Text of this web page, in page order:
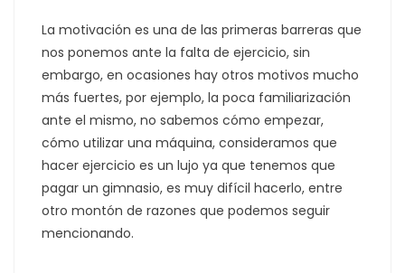
La motivación es una de las primeras barreras que
nos ponemos ante la falta de ejercicio, sin
embargo, en ocasiones hay otros motivos mucho
más fuertes, por ejemplo, la poca familiarización
ante el mismo, no sabemos cómo empezar,
cómo utilizar una máquina, consideramos que
hacer ejercicio es un lujo ya que tenemos que
pagar un gimnasio, es muy difícil hacerlo, entre
otro montón de razones que podemos seguir
mencionando.